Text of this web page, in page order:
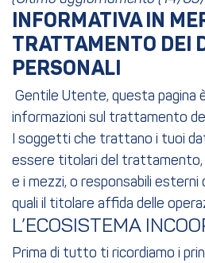
INFORMATIVA IN
TRATTAMENTO DEI
PERSONALI
Gentile Utente, questa pagina
informazioni sul trattamento
I soggetti che trattano i tuoi
essere titolari del trattamento,
e i mezzi, o responsabili
quali il titolare affida delle
L’ECOSISTEMA
Prima di tutto ti ricordiamo i